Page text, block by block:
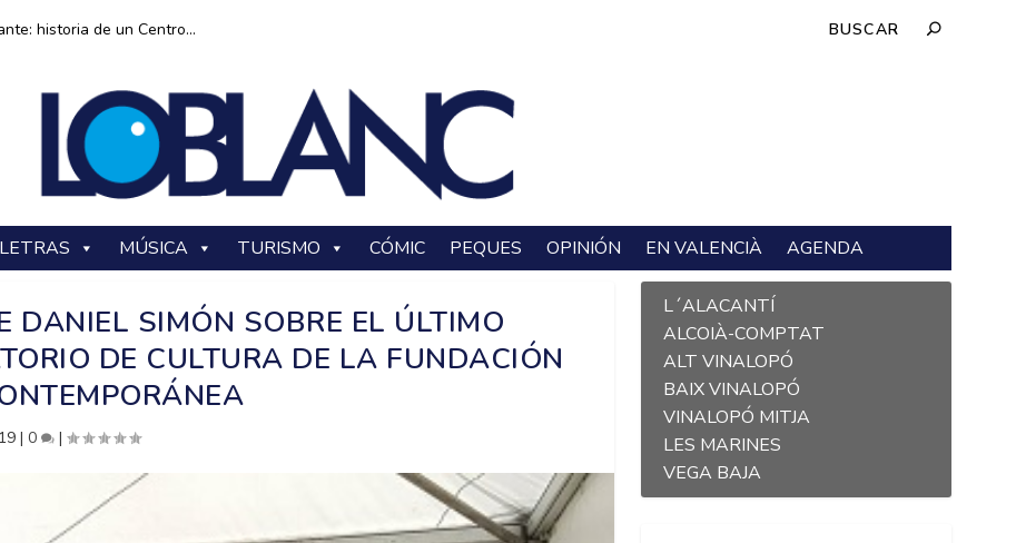
historia de un Centro...
LETRAS MÚSICA TURISMO CÓMIC PEQUES OPINIÓN EN VALENCIÀ AGENDA
DANIEL SIMÓN SOBRE EL ÚLTIMO
DE CULTURA DE LA FUNDACIÓN
|0 |
L´ALACANTÍ
ALCOIÀ-COMPTAT
ALT VINALOPÓ
BAIX VINALOPÓ
VINALOPÓ MITJA
LES MARINES
VEGA BAJA